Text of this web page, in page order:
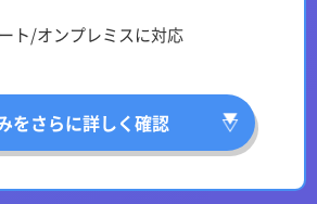
ト/オンプレミスに対応
をさらに詳しく確認